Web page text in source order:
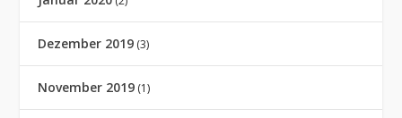
Dezember 2019 (3)
November 2019 (1)